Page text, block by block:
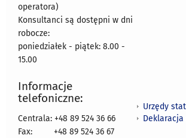
operatora)
Konsultanci są dostępni w dni
robocze:
poniedziałek - piątek: 8.00 -
15.00
Informacje
telefoniczne:
Centrala: +48 89 524 36 66
Fax:
+48 89 524 36 67
Urzędy